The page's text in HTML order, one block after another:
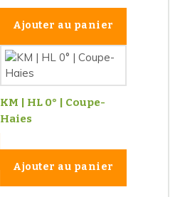
Ajouter au panier
KM | HL 0° | Coupe-
Haies
Ajouter au panier